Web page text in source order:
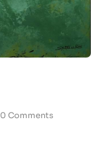
0 Comments